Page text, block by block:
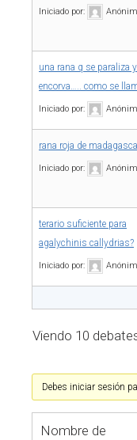
Iniciado por:
una rana q se paraliza y
encorva….. como se
Iniciado por:
rana roja de
Iniciado por:
terario suficiente para
agalychinis callydrias?
Iniciado por:
Viendo 10
Debes iniciar sesión
Nombre de